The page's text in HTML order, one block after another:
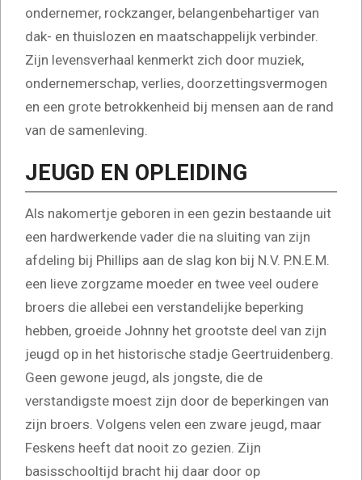
ondernemer, rockzanger, belangenbehartiger van
dak- en thuislozen en maatschappelijk verbinder.
Zijn levensverhaal kenmerkt zich door muziek,
ondernemerschap, verlies, doorzettingsvermogen
en een grote betrokkenheid bij mensen aan de rand
van de samenleving.
JEUGD EN OPLEIDING
Als nakomertje geboren in een gezin bestaande uit
een hardwerkende vader die na sluiting van zijn
afdeling bij Phillips aan de slag kon bij N.V. P.N.E.M.
een lieve zorgzame moeder en twee veel oudere
broers die allebei een verstandelijke beperking
hebben, groeide Johnny het grootste deel van zijn
jeugd op in het historische stadje Geertruidenberg.
Geen gewone jeugd, als jongste, die de
verstandigste moest zijn door de beperkingen van
zijn broers. Volgens velen een zware jeugd, maar
Feskens heeft dat nooit zo gezien. Zijn
basisschooltijd bracht hij daar door op